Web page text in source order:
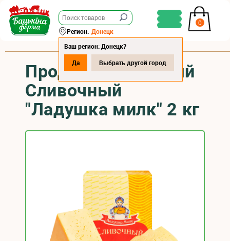
0
Регион: Донецк
Ваш регион: Донецк?
Да
Выбрать другой город
Продукт сычужный
Сливочный
"Ладушка милк" 2 кг